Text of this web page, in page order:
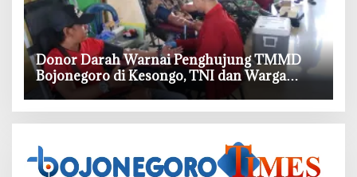
‎Donor Darah Warnai Penghujung TMMD
Bojonegoro di Kesongo, TNI dan Warga
Bergerak untuk Kemanusiaan